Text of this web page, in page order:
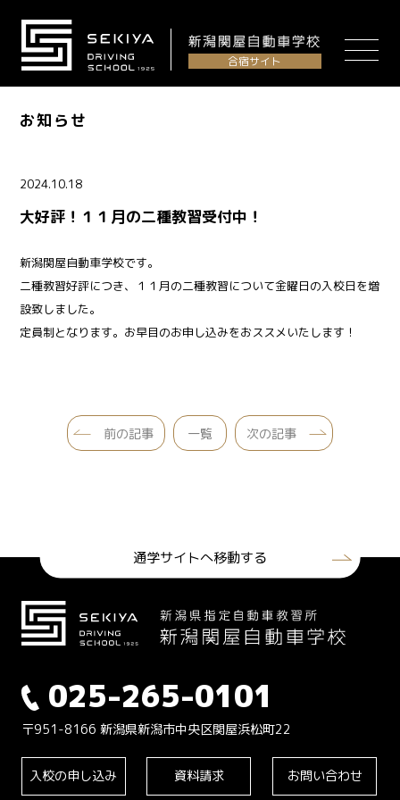
合宿サイト
お知らせ
2024.10.18
大好評！１１月の二種教習受付中！
新潟関屋自動車学校です。
二種教習好評につき、１１月の二種教習について金曜日の入校日を増
設致しました。
定員制となります。お早目のお申し込みをおススメいたします！
前の記事 一覧 次の記事
通学サイトへ移動する
025-265-0101
〒951-8166 新潟県新潟市中央区関屋浜松町22
入校の申し込み 資料請求 お問い合わせ